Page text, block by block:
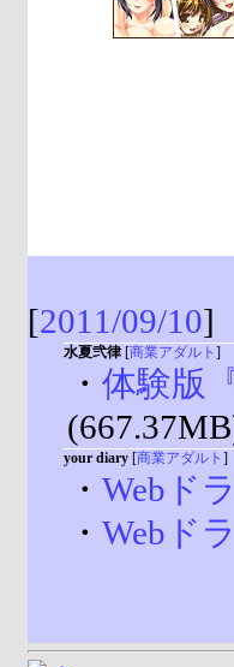
[2011/09/10
水夏弐律[商業アダルト ]
・ 体験版
your diary [商業アダルト ]
・ Webド
・ Webド